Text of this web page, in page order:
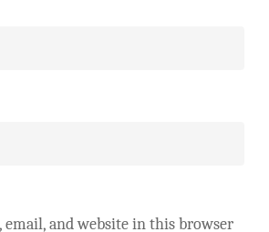
email, and website in this browser